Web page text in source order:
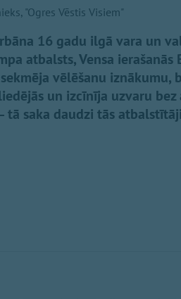
"Ogres Vēstis Visiem"
16 gadu ilgā vara un
atbalsts, Vensa
vēlēšanu
un izcīnīja uzvaru
tā saka daudzi tās